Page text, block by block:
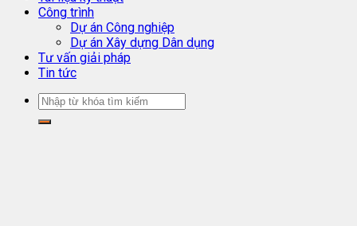
Công trình
Dự án Công nghiệp
Dự án Xây dựng Dân dụng
Tư vấn giải pháp
Tin tức